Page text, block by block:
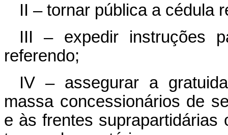
II – tornar pública a cédula
III – expedir instruções
referendo;
IV – assegurar a
massa concessionários de
e às frentes suprapartidárias